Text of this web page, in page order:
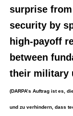
surprise
security by
high-payoff
between
their military
(DARPA’s Auftrag ist es,
und zu verhindern, dass